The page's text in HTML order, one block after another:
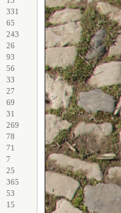
331
65
243
26
93
56
33
27
69
31
269
78
71
7
25
365
53
15